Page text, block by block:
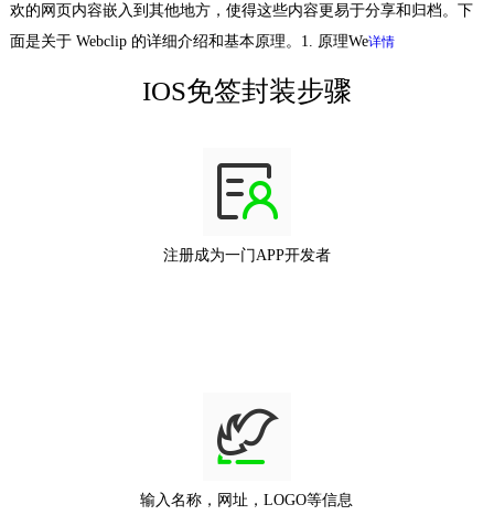
欢的网页内容嵌入到其他地方，使得这些内容更易于分享和归档。下
面是关于 Webclip 的详细介绍和基本原理。1. 原理We详情
IOS免签封装步骤
注册成为一门APP开发者
输入名称，网址，LOGO等信息